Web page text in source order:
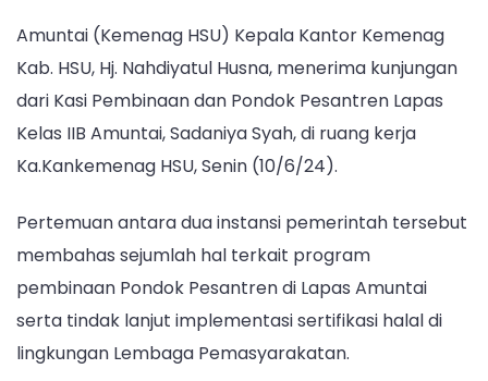
Pembinaan
Santri
Lapas
Hingga
Sertifikasi
Halal,
HSU
Jalin
Koordinasi
Lapas
Amuntai
Amuntai (Kemenag HSU) Kepala Kantor Kemenag
Kab. HSU, Hj. Nahdiyatul Husna, menerima kunjungan
dari Kasi Pembinaan dan Pondok Pesantren Lapas
Kelas IIB Amuntai, Sadaniya Syah, di ruang kerja
Ka.Kankemenag HSU, Senin (10/6/24).
Pertemuan antara dua instansi pemerintah tersebut
membahas sejumlah hal terkait program
pembinaan Pondok Pesantren di Lapas Amuntai
serta tindak lanjut implementasi sertifikasi halal di
lingkungan Lembaga Pemasyarakatan.